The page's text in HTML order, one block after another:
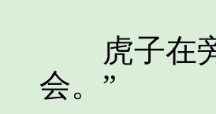
虎子在旁
会。”